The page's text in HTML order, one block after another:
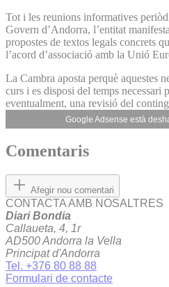
Tot i les reunions informatives
Govern d’Andorra, l’entitat
propostes de textos legals concrets
l’acord d’associació amb la Unió
La Cambra aposta perquè aquestes
curs i es disposi del temps necessari
eventualment, una revisió del
Google Adsense està
Comentaris
Afegir nou comentari
CONTACTA AMB NOSALTRES
Diari Bondia
Callaueta, 4, 1r
AD500 Andorra la Vella
Principat d'Andorra
Tel. +376 80 88 88
Formulari de contacte